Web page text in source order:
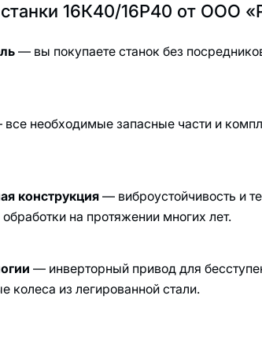
16К40/16Р40 от ООО
— вы покупаете станок без
необходимые запасные части и
конструкция — виброустойчивость и
на протяжении многих лет.
— инверторный привод для
колеса из легированной стали.